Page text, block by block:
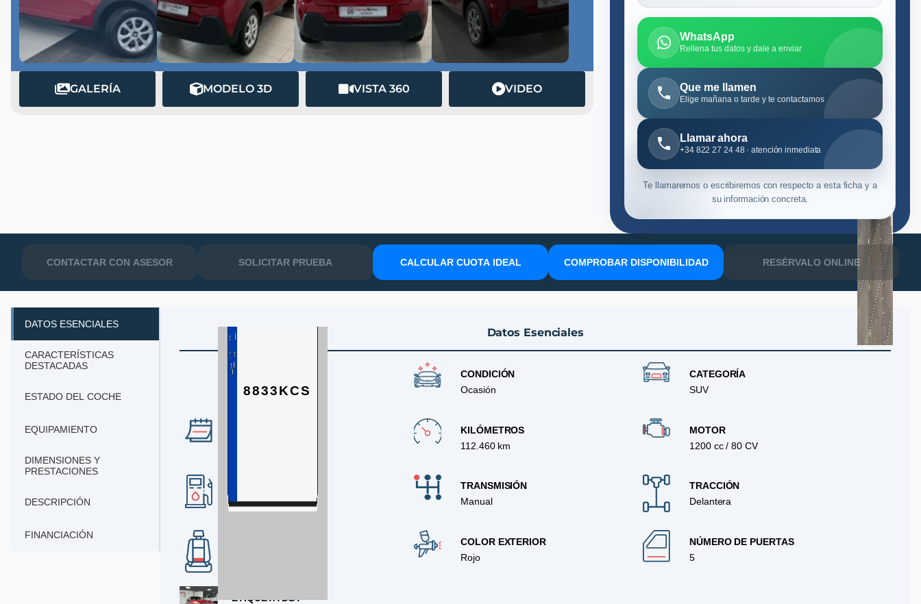
GALERÍA MODELO 3D VISTA 360 VIDEO
WhatsApp
Rellena tus datos y dale a enviar
Que me llamen
Elige mañana o tarde y te contactamos
Llamar ahora
+34 822 27 24 48 · atención inmediata
Te llamaremos o escribiremos con respecto a esta ficha y a
su información concreta.
CONTACTAR CON ASESOR SOLICITAR PRUEBA CALCULAR CUOTA IDEAL COMPROBAR DISPONIBILIDAD RESÉRVALO ONLINE
DATOS ESENCIALES
CARACTERÍSTICAS
DESTACADAS
ESTADO DEL COCHE
EQUIPAMIENTO
DIMENSIONES Y
PRESTACIONES
DESCRIPCIÓN
FINANCIACIÓN
Datos Esenciales
8833KCS
CONDICIÓN
Ocasión
CATEGORÍA
SUV
KILÓMETROS
112.460 km
MOTOR
1200 cc / 80 CV
gasolina
TRANSMISIÓN
Manual
TRACCIÓN
Delantera
COLOR EXTERIOR
Rojo
NÚMERO DE PUERTAS
5
ETIQUETA DGT